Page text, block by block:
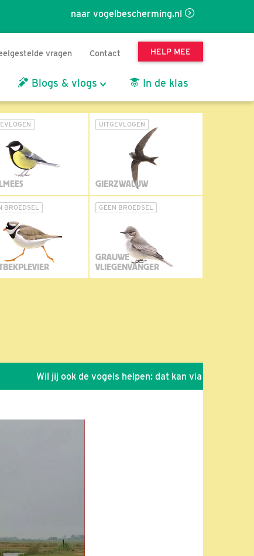
naar vogelbescherming.nl
vragen Contact HELP MEE
Blogs & vlogs In de klas
UITGEVLOGEN
GIERZWALUW
BROEDSEL GEEN BROEDSEL
GRAUWE
VLIEGENVANGER
Wil jij ook de vogels helpen: dat kan via de link!